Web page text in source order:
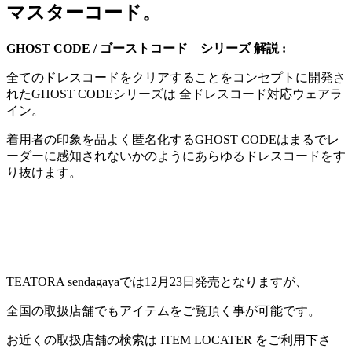
マスターコード。
GHOST CODE / ゴーストコード シリーズ 解説 :
全てのドレスコードをクリアすることをコンセプトに開発さ
れたGHOST CODEシリーズは 全ドレスコード対応ウェアラ
イン。
着用者の印象を品よく匿名化するGHOST CODEはまるでレ
ーダーに感知されないかのようにあらゆるドレスコードをす
り抜けます。
TEATORA sendagayaでは12月23日発売となりますが、
全国の取扱店舗でもアイテムをご覧頂く事が可能です。
お近くの取扱店舗の検索は ITEM LOCATER をご利用下さ